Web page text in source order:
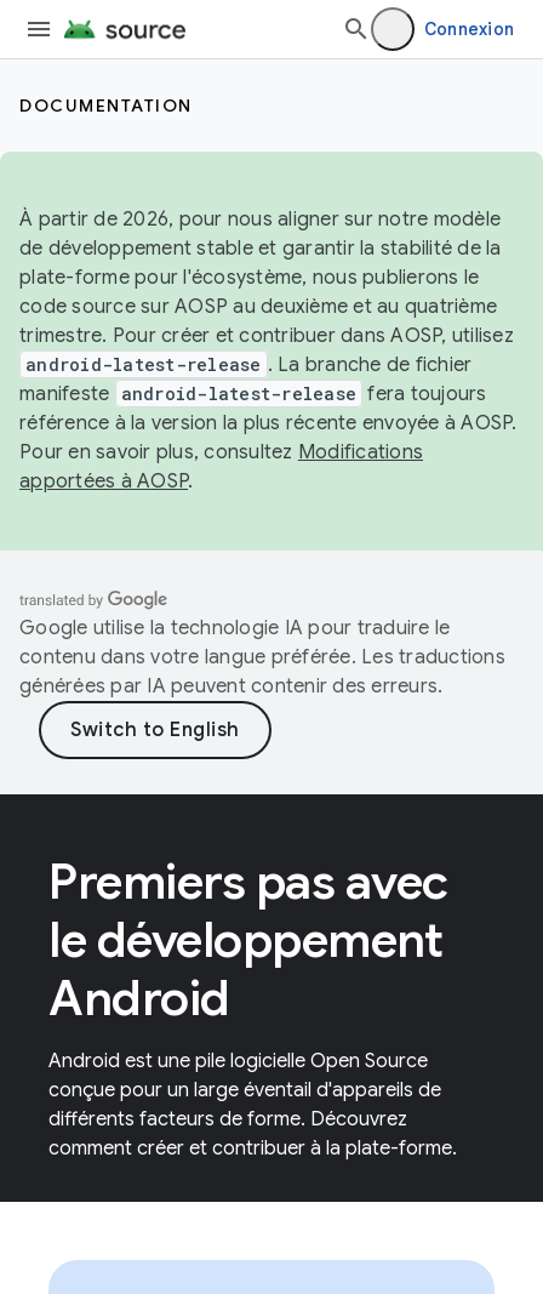
Connexion
DOCUMENTATION
À partir de 2026, pour nous aligner sur notre modèle
de développement stable et garantir la stabilité de la
plate-forme pour l'écosystème, nous publierons le
code source sur AOSP au deuxième et au quatrième
trimestre. Pour créer et contribuer dans AOSP, utilisez
android-latest-release . La branche de fichier
manifeste android-latest-release fera toujours
référence à la version la plus récente envoyée à AOSP.
Pour en savoir plus, consultez Modifications
apportées à AOSP.
Google utilise la technologie IA pour traduire le
contenu dans votre langue préférée. Les traductions
générées par IA peuvent contenir des erreurs.
Premiers pas avec
le développement
Android
Android est une pile logicielle Open Source
conçue pour un large éventail d'appareils de
différents facteurs de forme. Découvrez
comment créer et contribuer à la plate-forme.